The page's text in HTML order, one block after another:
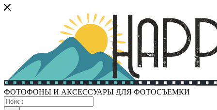
ФОТОФОНЫ И АКСЕССУАРЫ ДЛЯ ФОТОСЪЕМКИ